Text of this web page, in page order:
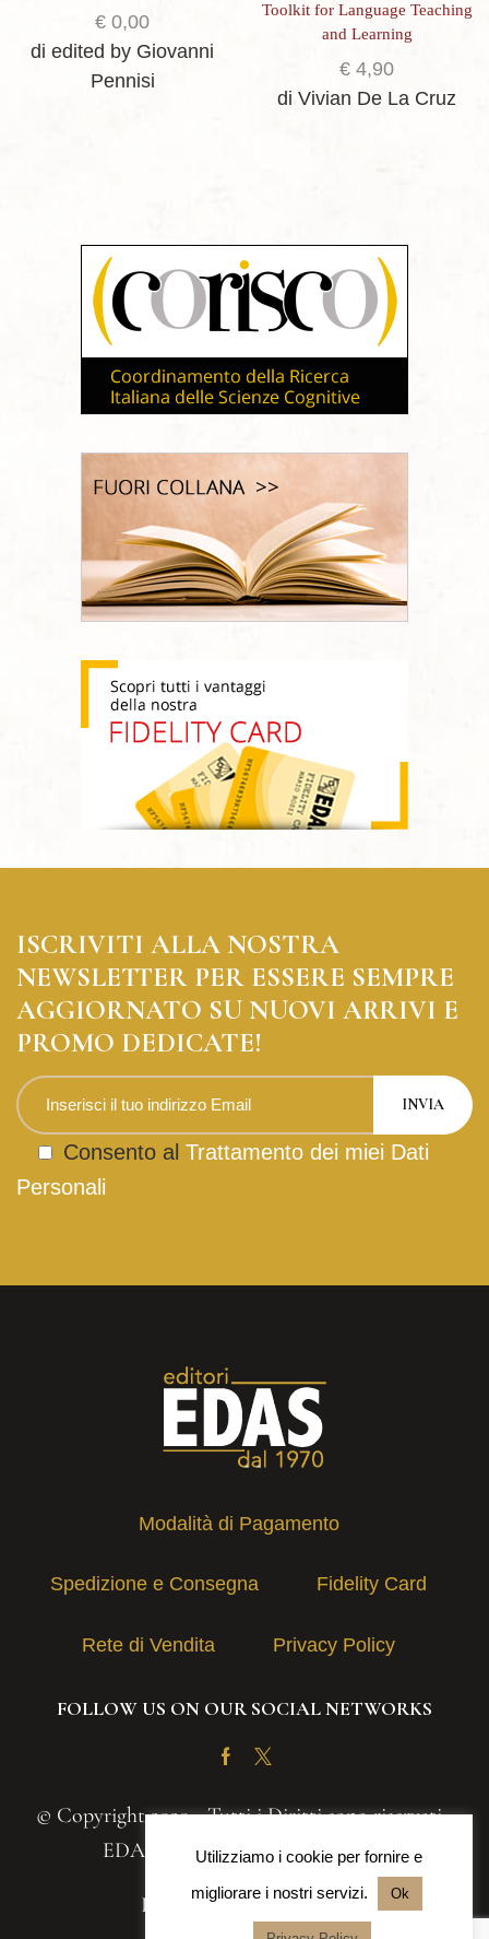
€ 0,00
di edited by Giovanni
Pennisi
Toolkit for Language Teaching
and Learning
€ 4,90
di Vivian De La Cruz
ISCRIVITI ALLA NOSTRA
NEWSLETTER PER ESSERE SEMPRE
AGGIORNATO SU NUOVI ARRIVI E
PROMO DEDICATE!
Consento al Trattamento dei miei Dati
Personali
Modalità di Pagamento
Spedizione e Consegna Fidelity Card
Rete di Vendita Privacy Policy
FOLLOW US ON OUR SOCIAL NETWORKS
Facebook
Twitter
© Copyright 2020 - Tutti i Diritti sono riservati -
EDAS S.A.S. | P.IVA 03131030839
Powered byIteranea srl
Utilizziamo i cookie per fornire e
migliorare i nostri servizi.
Ok